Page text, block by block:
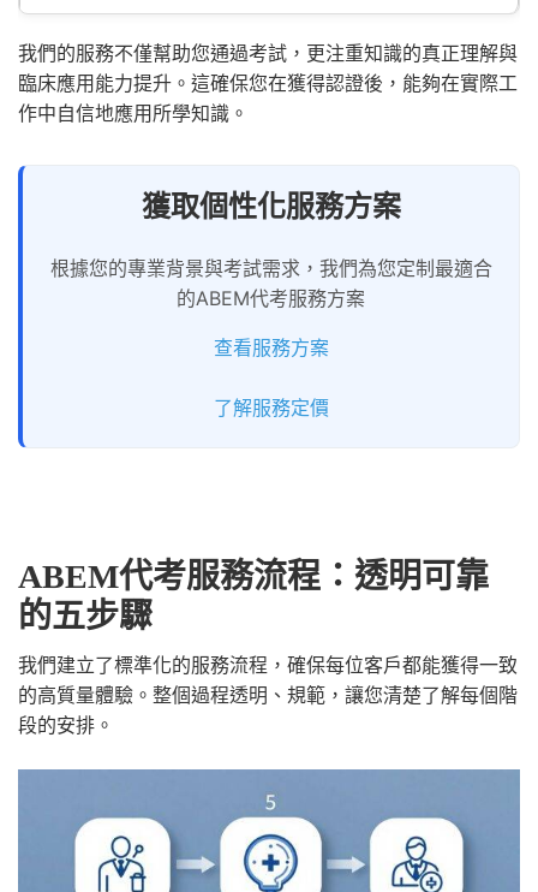
我們的服務不僅幫助您通過考試，更注重知識的真正理解與
臨床應用能力提升。這確保您在獲得認證後，能夠在實際工
作中自信地應用所學知識。
獲取個性化服務方案
根據您的專業背景與考試需求，我們為您定制最適合
的ABEM代考服務方案
查看服務方案
了解服務定價
ABEM代考服務流程：透明可靠
的五步驟
我們建立了標準化的服務流程，確保每位客戶都能獲得一致
的高質量體驗。整個過程透明、規範，讓您清楚了解每個階
段的安排。